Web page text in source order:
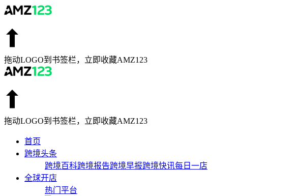
拖动LOGO到书签栏，立即收藏AMZ123
拖动LOGO到书签栏，立即收藏AMZ123
首页
跨境头条
跨境百科跨境报告跨境早报跨境快讯每日一店
全球开店
热门平台